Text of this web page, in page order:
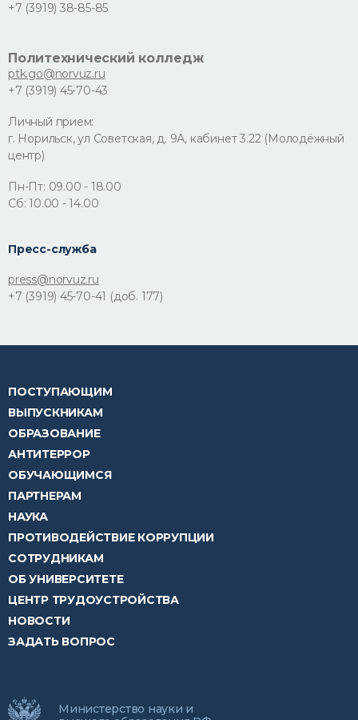
+7 (3919) 38-85-85
Политехнический колледж
ptk.go@norvuz.ru
+7 (3919) 45-70-43
Личный прием:
г. Норильск, ул Советская, д. 9А, кабинет 3.22 (Молодёжный
центр)
Пн-Пт: 09.00 - 18.00
Сб: 10.00 - 14.00
Пресс-служба
press@norvuz.ru
+7 (3919) 45-70-41 (доб. 177)
ПОСТУПАЮЩИМ
ВЫПУСКНИКАМ
ОБРАЗОВАНИЕ
АНТИТЕРРОР
ОБУЧАЮЩИМСЯ
ПАРТНЕРАМ
НАУКА
ПРОТИВОДЕЙСТВИЕ КОРРУПЦИИ
СОТРУДНИКАМ
ОБ УНИВЕРСИТЕТЕ
ЦЕНТР ТРУДОУСТРОЙСТВА
НОВОСТИ
ЗАДАТЬ ВОПРОС
Министерство науки и